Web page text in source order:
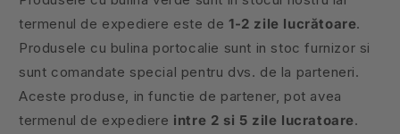
termenul de expediere este de1-2 zile lucrătoare.
Produsele cu bulina portocalie sunt in stoc furnizor si
sunt comandate special pentru dvs. de la parteneri.
Aceste produse, in functie de partener, pot avea
termenul de expediere intre 2 si 5 zile lucratoare.